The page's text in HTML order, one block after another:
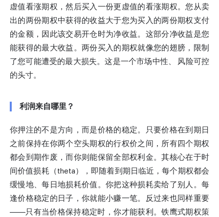
虚值看涨期权，然后买入一份更虚值的看涨期权。您从卖
出的两份期权中获得的收益大于您为买入的两份期权支付
的金额，因此该交易开仓时为净收益。这部分净收益是您
能获得的最大收益。两份买入的期权就像您的翅膀，限制
了您可能遭受的最大损失。这是一个市场中性、 风险可控
的头寸。
利润来自哪里？
你押注的不是方向，而是价格的稳定。只要价格在到期日
之前保持在你两个空头期权的行权价之间，所有四个期权
都会到期作废，而你则能保留全部权利金。其核心在于时
间价值损耗（theta），即随着到期日临近，每个期权都会
缓慢地、每日地损耗价值。你把这种损耗卖给了别人。每
逢价格稳定的日子，你就能小赚一笔。反过来也同样重要
——只有当价格保持稳定时，你才能获利。铁鹰式期权策